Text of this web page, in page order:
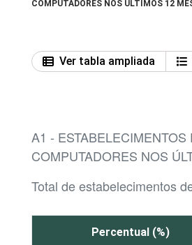
COMPUTADORES NOS ÚLTIMOS 12
Ver tabla ampliada
A1 -
COMPUTADORES NOS
Total de estabelecimentos
Percentual (%)